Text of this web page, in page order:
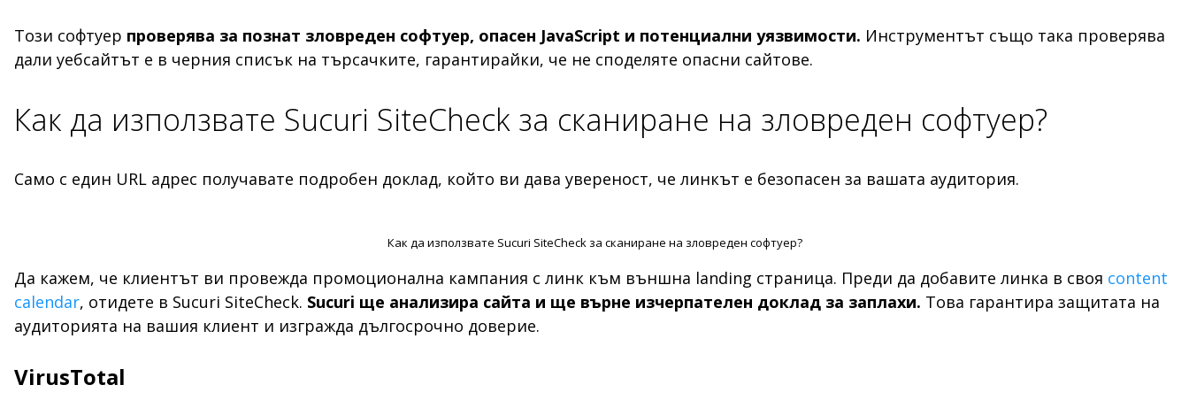
Този софтуер проверява за познат зловреден софтуер, опасен JavaScript и потенциални уязвимости. Инструментът също така проверява
дали уебсайтът е в черния списък на търсачките, гарантирайки, че не споделяте опасни сайтове.
Как да използвате Sucuri SiteCheck за сканиране на зловреден софтуер?
Само с един URL адрес получавате подробен доклад, който ви дава увереност, че линкът е безопасен за вашата аудитория.
Как да използвате Sucuri SiteCheck за сканиране на зловреден софтуер?
Да кажем, че клиентът ви провежда промоционална кампания с линк към външна landing страница. Преди да добавите линка в своя content
calendar, отидете в Sucuri SiteCheck. Sucuri ще анализира сайта и ще върне изчерпателен доклад за заплахи. Това гарантира защитата на
аудиторията на вашия клиент и изгражда дългосрочно доверие.
VirusTotal